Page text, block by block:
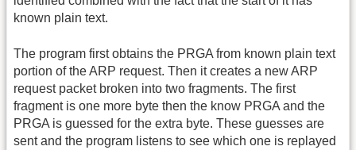
known plain text.
The program first obtains the PRGA from known plain text
portion of the ARP request. Then it creates a new ARP
request packet broken into two fragments. The first
fragment is one more byte then the know PRGA and the
PRGA is guessed for the extra byte. These guesses are
sent and the program listens to see which one is replayed